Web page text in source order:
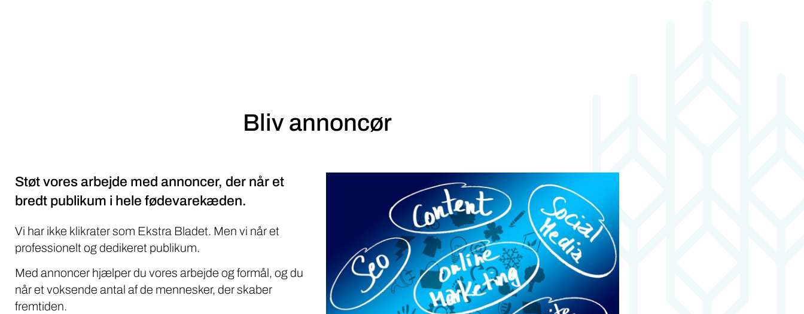
Bliv annoncør
Støt vores arbejde med annoncer, der når et
bredt publikum i hele fødevarekæden.
Vi har ikke klikrater som Ekstra Bladet. Men vi når et
professionelt og dedikeret publikum.
Med annoncer hjælper du vores arbejde og formål, og du
når et voksende antal af de mennesker, der skaber
fremtiden.